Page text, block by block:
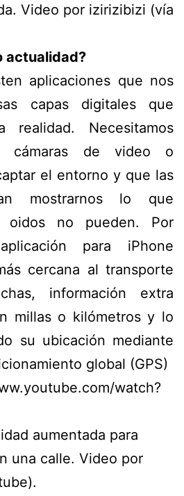
Video por izirizibizi (vía
actualidad?
aplicaciones que nos
capas digitales que
realidad. Necesitamos
cámaras de video o
el entorno y que las
mostrarnos lo que
oidos no pueden. Por
para iPhone
cercana al transporte
información extra
millas o kilómetros y lo
su ubicación mediante
global (GPS)
watch?
aumentada para
una calle. Video por